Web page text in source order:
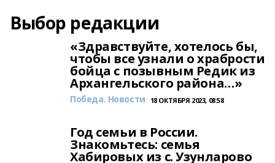
Выбор редакции
«Здравствуйте, хотелось бы,
чтобы все узнали о храбрости
бойца с позывным Редик из
Архангельского района…»
Победа. Новости 18 ОКТЯБРЯ 2023, 08:58
Год семьи в России.
Знакомьтесь: семья
Хабировых из с. Узунларово